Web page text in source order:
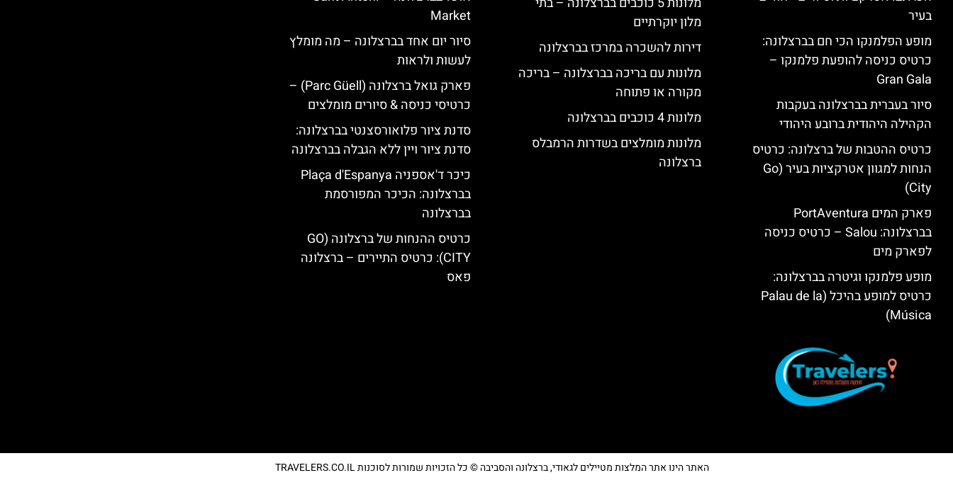
בעיר
מופע הפלמנקו הכי חם בברצלונה:
כרטיס כניסה להופעת פלמנקו –
Gran Gala
סיור בעברית בברצלונה בעקבות
הקהילה היהודית ברובע היהודי
כרטיס ההטבות של ברצלונה: כרטיס
הנחות למגוון אטרקציות בעיר (Go
City)
פארק המים PortAventura
בברצלונה: Salou – כרטיס כניסה
לפארק מים
מופע פלמנקו וגיטרה בברצלונה:
כרטיס למופע בהיכל (Palau de la
Música)
מלון יוקרתיים
דירות להשכרה במרכז בברצלונה
מלונות עם בריכה בברצלונה – בריכה
מקורה או פתוחה
מלונות 4 כוכבים בברצלונה
מלונות מומלצים בשדרות הרמבלס
ברצלונה
Market
סיור יום אחד בברצלונה – מה מומלץ
לעשות ולראות
פארק גואל ברצלונה (Parc Güell) –
כרטיסי כניסה & סיורים מומלצים
סדנת ציור פלואורסצנטי בברצלונה:
סדנת ציור ויין ללא הגבלה בברצלונה
כיכר ד'אספניה Plaça d'Espanya
בברצלונה: הכיכר המפורסמת
בברצלונה
כרטיס ההנחות של ברצלונה (GO
CITY): כרטיס התיירים – ברצלונה
פאס
האתר הינו אתר המלצות מטיילים לגאודי, ברצלונה והסביבה © כל הזכויות שמורות לסוכנות TRAVELERS.CO.IL